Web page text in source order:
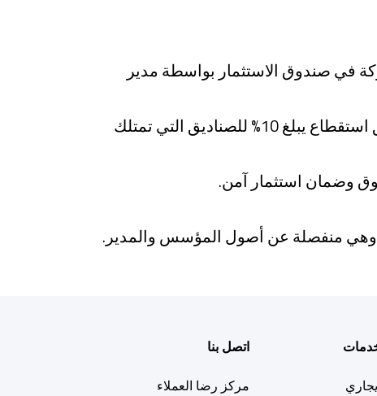
في صندوق الاستثمار بواسطة مدير
تتمتع صناديق الاستثمار التي تحتوي على اكثر من 51% من الاسهم بميزة ضريبية تبلغ 0%. يتم تطبيق استقطاع يبلغ 10% للصناديق التي تمتلك
وضمان استثمار آمن.
منفصلة عن أصول المؤسس والمدير.
اتصل بنا
مركز رضا العملاء